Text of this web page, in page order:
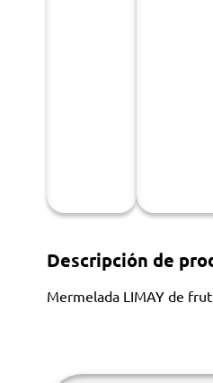
Descripción de
Mermelada LIMAY de